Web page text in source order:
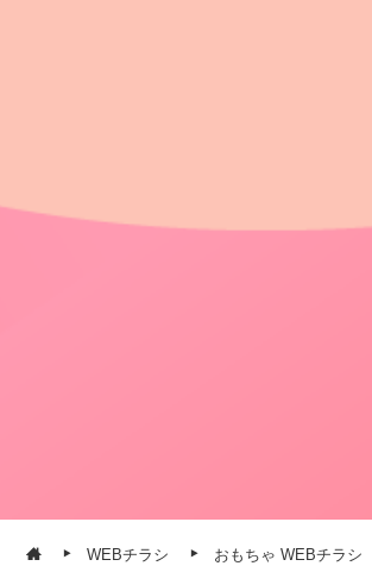
WEBチラシ おもちゃ WEBチラシ